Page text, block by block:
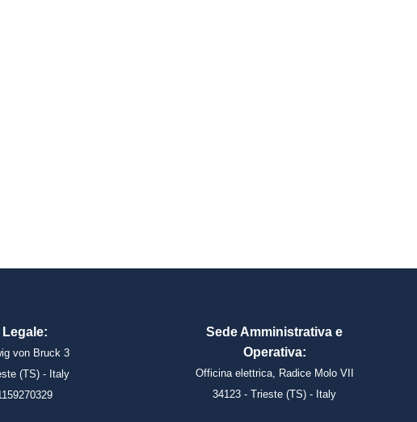
von Bruck 3
(TS) - Italy
Sede Amministrativa e
Operativa:
Officina elettrica, Radice Molo VII
34123 - Trieste (TS) - Italy